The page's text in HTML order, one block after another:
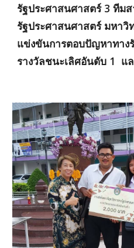
รัฐประศาสนศาสตร์ 3 ทีม
รัฐประศาสนศาสตร์ มหาวิ
แข่งขันการตอบปัญหาทาง
รางวัลชนะเลิศอันดับ 1  แ